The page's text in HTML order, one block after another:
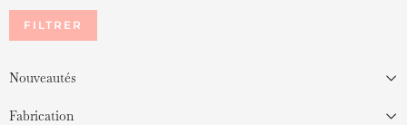
FILTRER
Nouveautés
Fabrication